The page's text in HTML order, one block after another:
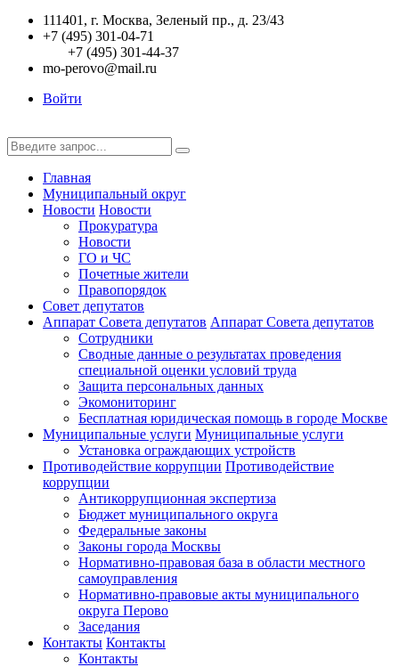
111401, г. Москва, Зеленый пр., д. 23/43
+7 (495) 301-04-71
+7 (495) 301-44-37
mo-perovo@mail.ru
Войти
Главная
Муниципальный округ
Новости Новости
Прокуратура
Новости
ГО и ЧС
Почетные жители
Правопорядок
Совет депутатов
Аппарат Совета депутатов Аппарат Совета депутатов
Сотрудники
Сводные данные о результатах проведения
специальной оценки условий труда
Защита персональных данных
Экомониторинг
Бесплатная юридическая помощь в городе Москве
Муниципальные услуги Муниципальные услуги
Установка ограждающих устройств
Противодействие коррупции Противодействие
коррупции
Антикоррупционная экспертиза
Бюджет муниципального округа
Федеральные законы
Законы города Москвы
Нормативно-правовая база в области местного
самоуправления
Нормативно-правовые акты муниципального
округа Перово
Заседания
Контакты Контакты
Контакты